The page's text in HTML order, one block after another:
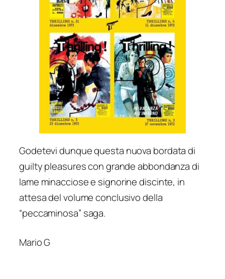
Godetevi dunque questa nuova bordata di
guilty pleasures con grande abbondanza di
lame minacciose e signorine discinte, in
attesa del volume conclusivo della
“peccaminosa” saga.
Mario G